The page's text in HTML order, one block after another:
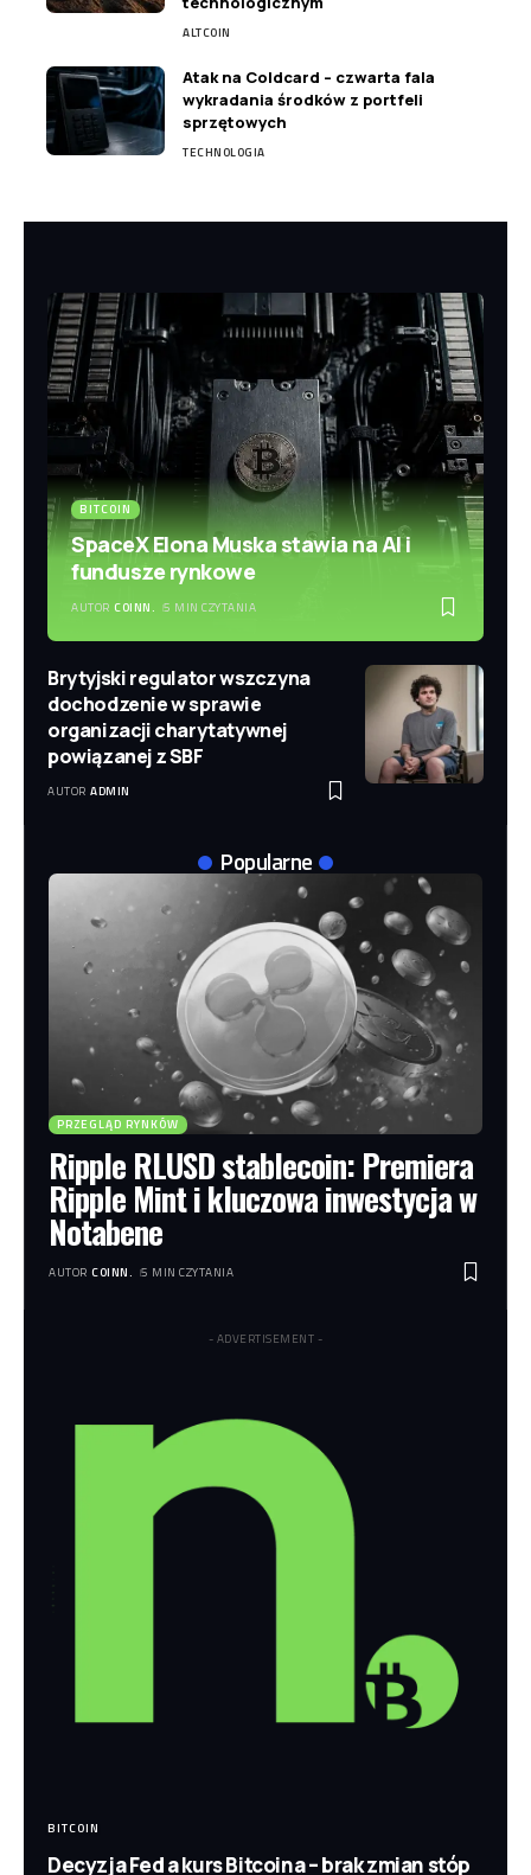
ALTCOIN
Atak na Coldcard – czwarta fala
wykradania środków z portfeli
sprzętowych
TECHNOLOGIA
BITCOIN
SpaceX Elona Muska stawia na AI i
fundusze rynkowe
AUTOR COINN. 5 MIN CZYTANIA
Brytyjski regulator wszczyna
dochodzenie w sprawie
organizacji charytatywnej
powiązanej z SBF
AUTOR ADMIN
Popularne
PRZEGLĄD RYNKÓW
Ripple RLUSD stablecoin: Premiera
Ripple Mint i kluczowa inwestycja w
Notabene
AUTOR COINN. 5 MIN CZYTANIA
- ADVERTISEMENT -
BITCOIN
Decyzja Fed a kurs Bitcoina – brak zmian stóp